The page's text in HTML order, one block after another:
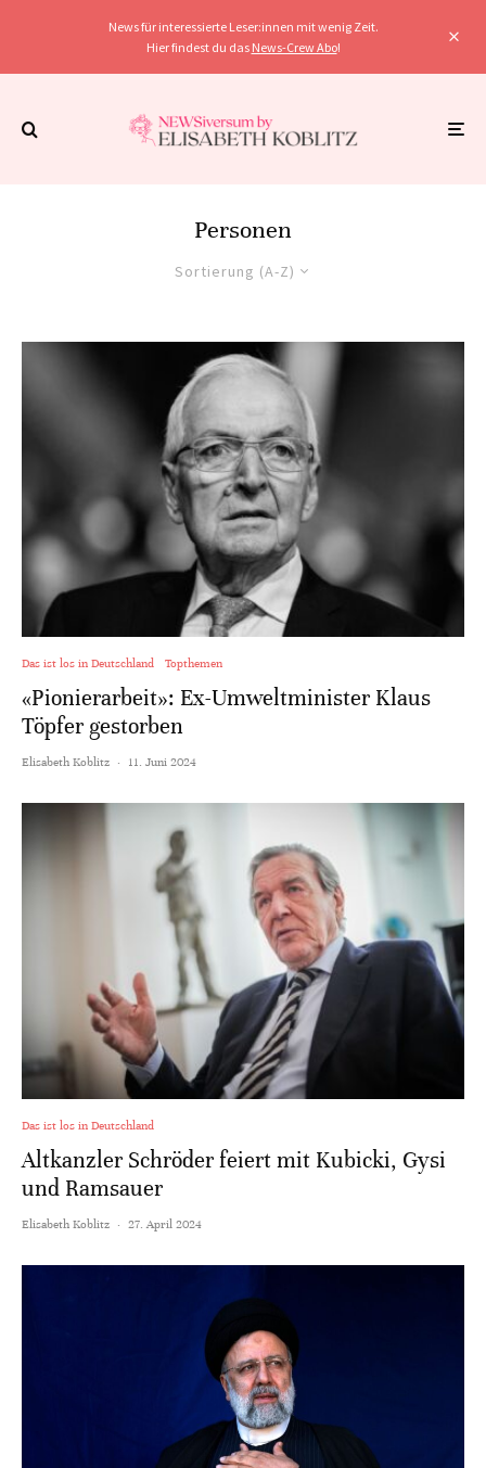
News für interessierte Leser:innen mit wenig Zeit.
Hier findest du das News-Crew Abo!
Personen
Sortierung (A-Z)
Das ist los in Deutschland Topthemen
«Pionierarbeit»: Ex-Umweltminister Klaus
Töpfer gestorben
Elisabeth Koblitz · 11. Juni 2024
Das ist los in Deutschland
Altkanzler Schröder feiert mit Kubicki, Gysi
und Ramsauer
Elisabeth Koblitz · 27. April 2024